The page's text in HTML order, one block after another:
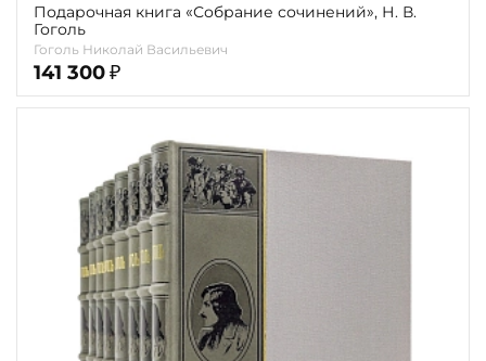
Подарочная книга «Собрание сочинений», Н. В.
Гоголь
Гоголь Николай Васильевич
141 300 ₽